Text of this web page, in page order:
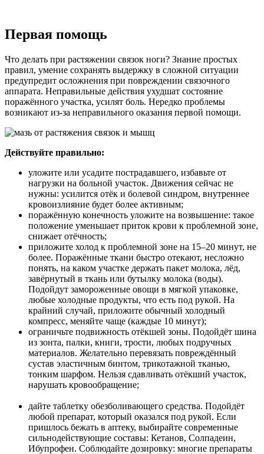
Первая помощь
Что делать при растяжении связок ноги? Знание простых
правил, умение сохранять выдержку в сложной ситуации
предупредит осложнения при повреждении связочного
аппарата. Неправильные действия ухудшат состояние
поражённого участка, усилят боль. Нередко проблемы
возникают из-за неправильного оказания первой помощи.
Действуйте правильно:
уложите или усадите пострадавшего, избавьте от
нагрузки на больной участок. Движения сейчас не
нужны: усилится отёк и болевой синдром, внутреннее
кровоизлияние будет более активным;
поражённую конечность уложите на возвышение: такое
положение уменьшает приток крови к проблемной зоне,
снижает отёчность;
приложите холод к проблемной зоне на 15–20 минут, не
более. Поражённые ткани быстро отекают, несложно
понять, на каком участке держать пакет молока, лёд,
завёрнутый в ткань или бутылку молока (воды).
Подойдут замороженные овощи в мягкой упаковке,
любые холодные продукты, что есть под рукой. На
крайний случай, приложите обычный холодный
компресс, меняйте чаще (каждые 10 минут);
ограничьте подвижность отёкшей зоны. Подойдёт шина
из зонта, палки, книги, трости, любых подручных
материалов. Желательно перевязать повреждённый
сустав эластичным бинтом, трикотажной тканью,
тонким шарфом. Нельзя сдавливать отёкший участок,
нарушать кровообращение;
дайте таблетку обезболивающего средства. Подойдёт
любой препарат, который оказался под рукой. Если
пришлось бежать в аптеку, выбирайте современные
сильнодействующие составы: Кетанов, Солпадеин,
Ибупрофен. Соблюдайте дозировку: многие препараты